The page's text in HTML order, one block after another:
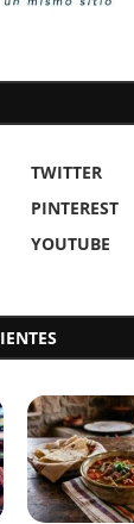
TWITTER
PINTEREST
YOUTUBE